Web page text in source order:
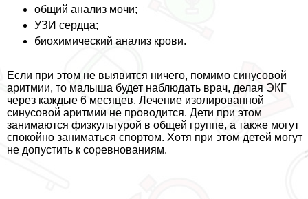
общий анализ мочи;
УЗИ сердца;
биохимический анализ крови.
Если при этом не выявится ничего, помимо синусовой
аритмии, то малыша будет наблюдать врач, делая ЭКГ
через каждые 6 месяцев. Лечение изолированной
синусовой аритмии не проводится. Дети при этом
занимаются физкультурой в общей группе, а также могут
спокойно заниматься спортом. Хотя при этом детей могут
не допустить к соревнованиям.